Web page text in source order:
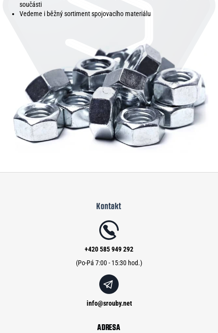
součásti
Vedeme i běžný sortiment spojovacího materiálu
Kontakt
info@srouby.net
+420 585 949 292
ADRESA